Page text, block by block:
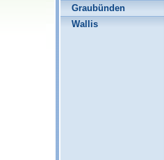
Graubünden
Wallis